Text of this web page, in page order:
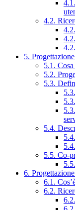
4.2.
5.
5.1.
5.2.
5.3.
5.4.
5.5. Co-
6.
6.1.
6.2.